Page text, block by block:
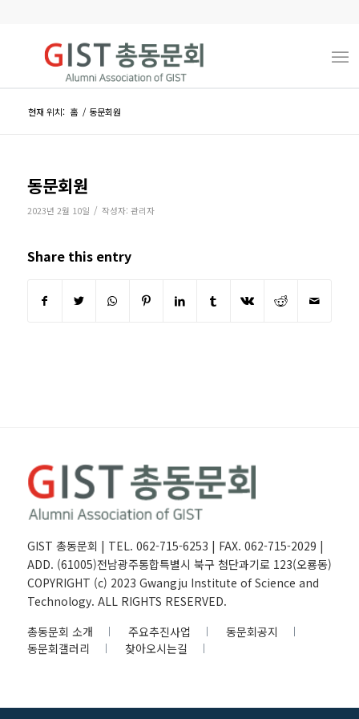
현재 위치: 홈 / 동문회원
동문회원
2023년 2월 10일 / 작성자: 관리자
Share this entry
GIST 총동문회 | TEL. 062-715-6253 | FAX. 062-715-2029 |
ADD. (61005)전남광주통합특별시 북구 첨단과기로 123(오룡동)
COPYRIGHT (c) 2023 Gwangju Institute of Science and
Technology. ALL RIGHTS RESERVED.
총동문회 소개
주요추진사업
동문회공지
동문회갤러리
찾아오시는길